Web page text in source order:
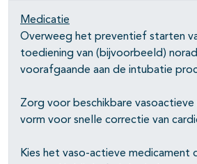
Medicatie
Overweeg het preventief starten
toediening van (bijvoorbeeld)
voorafgaande aan de intubatie
Zorg voor beschikbare
vorm voor snelle correctie van
Kies het vaso-actieve